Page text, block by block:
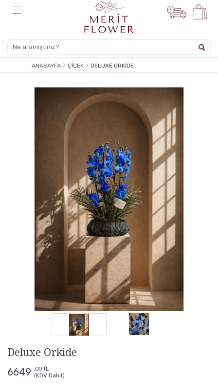
ANASAYFA ÇIÇEK DELUXE ORKIDE
Deluxe Orkide
6649 ,00 TL
(KDV Dahil)